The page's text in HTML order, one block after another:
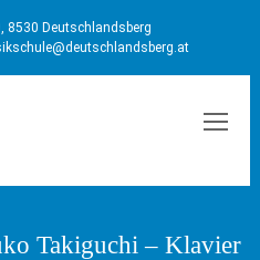
8530 Deutschlandsberg
Takiguchi – Klavier